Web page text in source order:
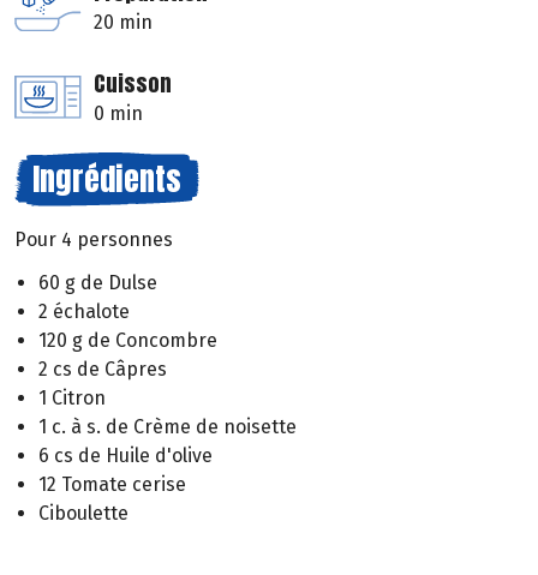
20 min
Cuisson
0 min
Ingrédients
Pour 4 personnes
60 g de Dulse
2 échalote
120 g de Concombre
2 cs de Câpres
1 Citron
1 c. à s. de Crème de noisette
6 cs de Huile d'olive
12 Tomate cerise
Ciboulette